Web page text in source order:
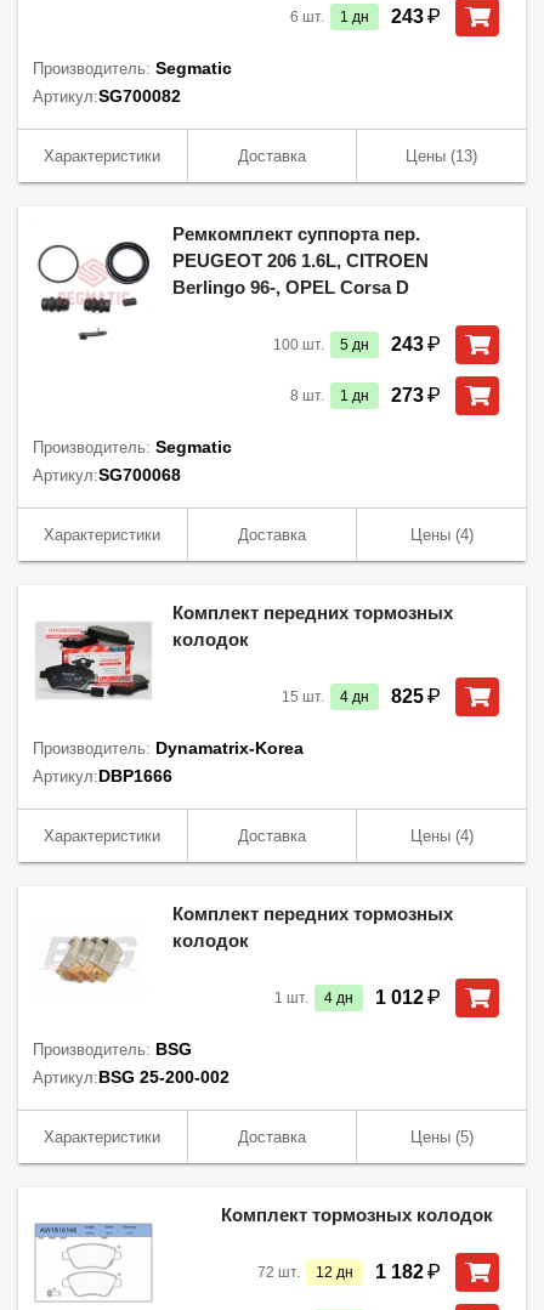
6 шт. 1 дн 243₽
Производитель: Segmatic
Артикул:SG700082
Характеристики Доставка Цены (13)
Ремкомплект суппорта пер.
PEUGEOT 206 1.6L, CITROEN
Berlingo 96-, OPEL Corsa D
100 шт. 5 дн 243₽
8 шт. 1 дн 273₽
Производитель: Segmatic
Артикул:SG700068
Характеристики Доставка Цены(4)
Комплект передних тормозных
колодок
15 шт. 4 дн 825₽
Производитель: Dynamatrix-Korea
Артикул:DBP1666
Характеристики Доставка Цены(4)
Комплект передних тормозных
колодок
1 шт. 4 дн 1 012₽
Производитель: BSG
Артикул:BSG 25-200-002
Характеристики Доставка Цены(5)
Комплект тормозных колодок
72 шт. 12 дн 1 182₽